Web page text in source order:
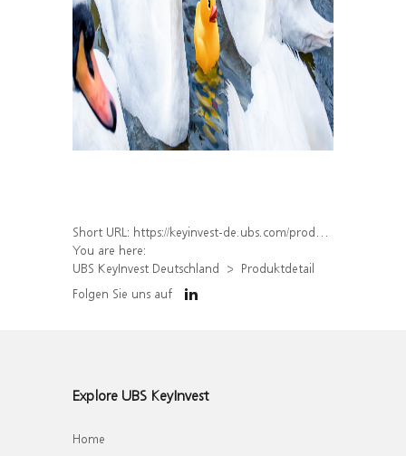
Short URL: https://keyinvest-de.ubs.com/produkt/detail/index/isin/DE000WA6KSW3
You are here:
UBS KeyInvest Deutschland
Produktdetail
Folgen Sie uns auf
Explore UBS KeyInvest
Home